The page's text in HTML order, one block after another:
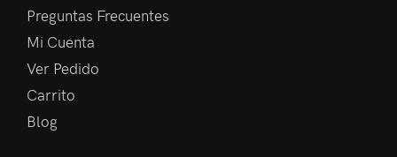
Preguntas Frecuentes
Mi Cuenta
Ver Pedido
Carrito
Blog